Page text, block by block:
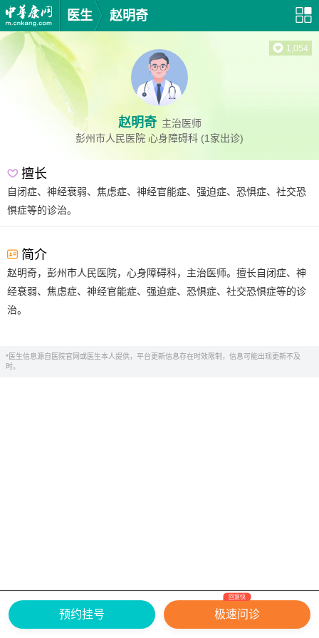
医生 赵明奇
赵明奇 主治医师
彭州市人民医院 心身障碍科 (1家出诊)
1,054
擅长
自闭症、神经衰弱、焦虑症、神经官能症、强迫症、恐惧症、社交恐
惧症等的诊治。
简介
赵明奇，彭州市人民医院，心身障碍科，主治医师。擅长自闭症、神
经衰弱、焦虑症、神经官能症、强迫症、恐惧症、社交恐惧症等的诊
治。
*医生信息源自医院官网或医生本人提供，平台更新信息存在时效限制，信息可能出现更新不及
时。
网上有害信息举报专区
关于我们
Copyright ©
2026 中华康网 版权所有
预约挂号 极速问诊
回复快